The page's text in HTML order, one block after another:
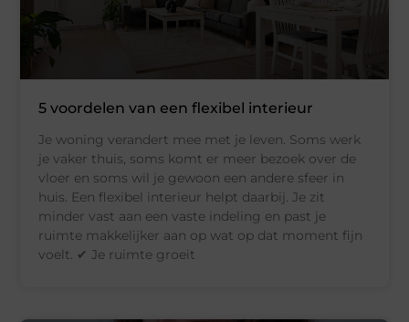
5 voordelen van een flexibel interieur
Je woning verandert mee met je leven. Soms werk
je vaker thuis, soms komt er meer bezoek over de
vloer en soms wil je gewoon een andere sfeer in
huis. Een flexibel interieur helpt daarbij. Je zit
minder vast aan een vaste indeling en past je
ruimte makkelijker aan op wat op dat moment fijn
voelt. ✔ Je ruimte groeit